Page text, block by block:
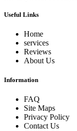
Useful Links
Home
services
Reviews
About Us
Information
FAQ
Site Maps
Privacy Policy
Contact Us